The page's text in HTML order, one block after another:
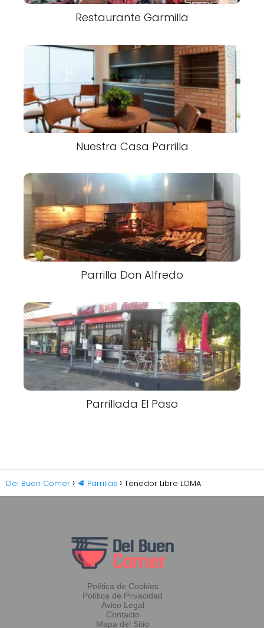
Restaurante Garmilla
Nuestra Casa Parrilla
Parrilla Don Alfredo
Parrillada El Paso
Del Buen Comer 🥩 Parrillas Tenedor Libre LOMA
Política de Cookies
Política de Privacidad
Aviso Legal
Contacto
Mapa del Sitio